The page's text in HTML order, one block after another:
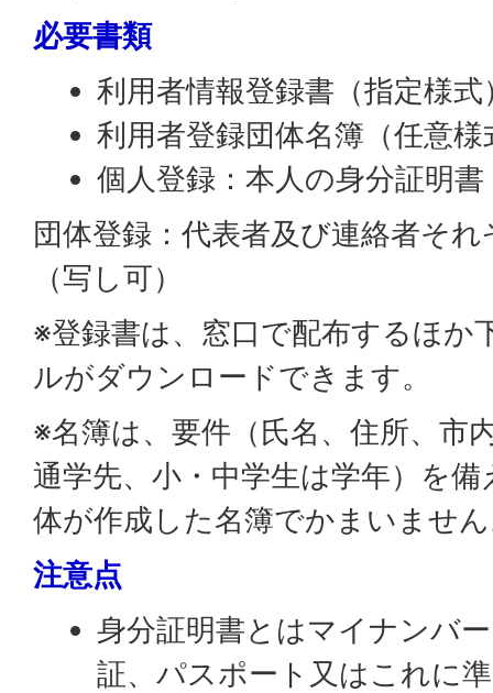
必要書類
利用者情報登録書（指定様式
利用者登録団体名簿（任意様
個人登録：本人の身分証明書
団体登録：代表者及び連絡者そ
（写し可）
※登録書は、窓口で配布するほか
ルがダウンロードできます。
※名簿は、要件（氏名、住所、市
通学先、小・中学生は学年）を
体が作成した名簿でかまいませ
注意点
身分証明書とはマイナンバ
証、パスポート又はこれに